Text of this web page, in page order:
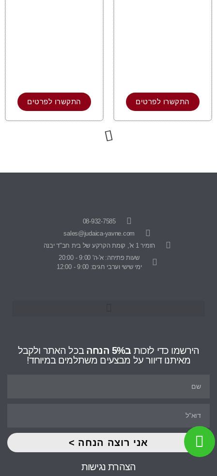
התקשרו לפרטים התקשרו לפרטים
08-932-7585
sales@judaica-yavne.com
הזמיר 1 א', קומת הקרקע של בית חב"ד יבנה
שעות פתיחה: א'-ה' 9:00 - 20:00
ימי שישי וערבי חגים: 9:00 - 12:00
הירשמו כדי לזכות ב5% הנחה
בכל האתר ולקבל
מאיתנו דיוור על מבצעים משתלמים במיוחד!
אני רוצה הנחה >
הצהרת נגישות